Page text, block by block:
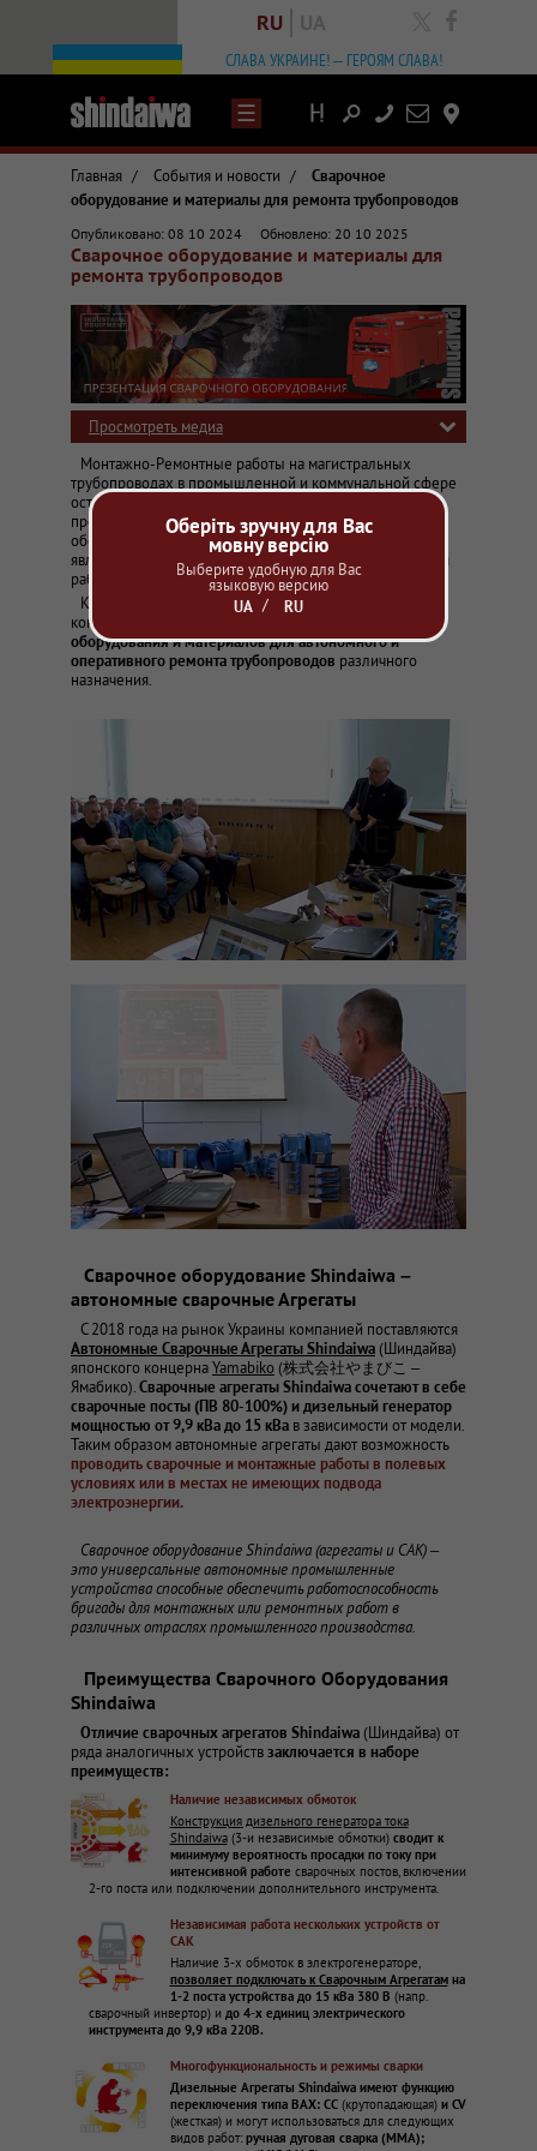
СЛАВА УКРАИНЕ! – ГЕРОЯМ СЛАВА!
RU UA facebook
Написать
письмо
Контакты
Главная / События и новости /
Сварочное
оборудование и материалы для ремонта трубопроводов
Статьи и обзоры о сварочном оборудовании
Представитель Shindaiwa
Презентация ООО «Индустриальное Оборудование» для
Опубликовано: 08 10 2024 Обновлено: 20 10 2025
Сварочное оборудование и материалы для
ремонта трубопроводов
Просмотреть медиа
Монтажно-Ремонтные работы на магистральных
трубопроводах в промышленной и коммунальной сфере
остается одной из насущных задач для многих
предприятий Украины. Оперативность и автономность
оборудования при проведении ремонта и монтажа
являются одними из обязательных условий проведения
работ.
Компания
ООО «Индустриальное Оборудование»
конце сентября 2024 г
оборудования и материалов для автономного и
оперативного ремонта трубопроводов различного
назначения.
Сварочное оборудование Shindaiwa –
автономные сварочные Агрегаты
С 2018 года на рынок Украины компанией поставляются
Автономные Сварочные Агрегаты Shindaiwa (Шиндайва)
японского концернаYamabiko (株式会社やまびこ –
Ямабико).Сварочные агрегаты Shindaiwa сочетают в себе
сварочные посты (ПВ 80-100%) и дизельный генератор
мощностью от 9,9 кВа до 15 кВа в зависимости от модели.
Таким образом автономные агрегаты дают возможность
проводить сварочные и монтажные работы в полевых
условиях или в местах не имеющих подвода
электроэнергии.
Сварочное оборудование Shindaiwa (агрегаты и САК) –
это универсальные автономные промышленные
устройства способные обеспечить работоспособность
бригады для монтажных или ремонтных работ в
различных отраслях промышленного производства.
Преимущества Сварочного Оборудования
Shindaiwa
Отличие сварочных агрегатов Shindaiwa (Шиндайва) от
ряда аналогичных устройствзаключается в наборе
преимуществ:
Наличие независимых обмоток
Конструкция дизельного генератора тока
Shindaiwa(3-и независимые обмотки) сводит к
минимуму вероятность просадки по току при
интенсивной работе сварочных постов, включении
2-го поста или подключении дополнительного инструмента.
Независимая работа нескольких устройств от
САК
Наличие 3-х обмоток в электрогенераторе,
позволяет подключать к Сварочным Агрегатамна
1-2 поста устройства до 15 кВа 380 В (напр.
сварочный инвертор) и до 4-х единиц электрического
инструмента до 9,9 кВа 220В.
Многофункциональность и режимы сварки
Дизельные Агрегаты Shindaiwa имеют функцию
переключения типа ВАХ: СС(крутопадающая) и CV
(жесткая) и могут использоваться для следующих
видов работ: ручная дуговая сварка (MMA);
Оберіть зручну для Вас
мовну версію
Выберите удобную для Вас
языковую версию
RU
UA